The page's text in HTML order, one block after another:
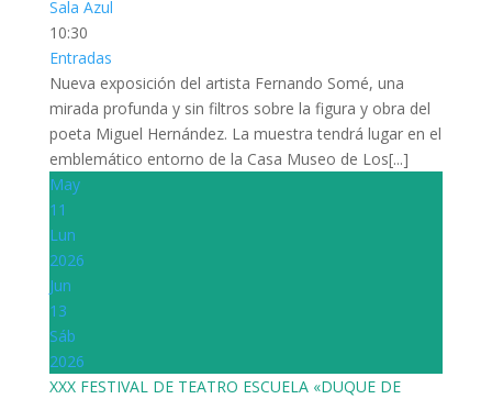
10:30
Entradas
Nueva exposición del artista Fernando Somé, una
mirada profunda y sin filtros sobre la figura y obra del
poeta Miguel Hernández. La muestra tendrá lugar en el
emblemático entorno de la Casa Museo de Los[...]
May
11
Lun
2026
Jun
13
Sáb
2026
XXX FESTIVAL DE TEATRO ESCUELA «DUQUE DE